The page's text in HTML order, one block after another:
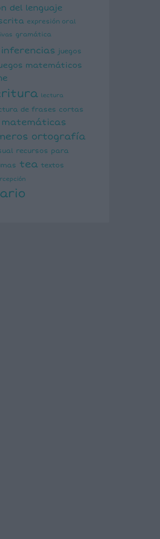
del lenguaje
expresión oral
gramática
inferencias juegos
matemáticos
lectura
de frases cortas
matemáticas
ortografía
recursos para
tea textos